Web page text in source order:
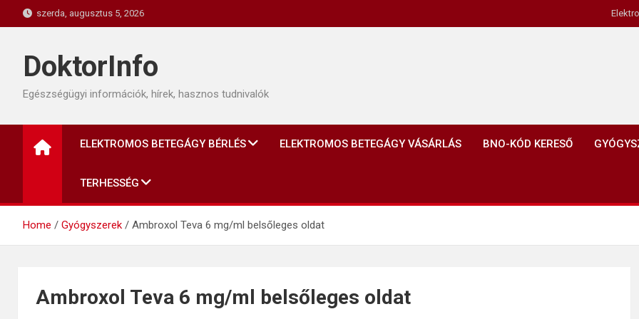
to
szerda, augusztus 5, 2026
DoktorInfo
Egészségügyi információk, hírek, hasznos tudnivalók
ELEKTROMOS BETEGÁGY BÉRLÉS ELEKTROMOS BETEGÁGY VÁSÁRLÁS BNO-KÓD KERESŐ
TERHESSÉG
Home Gyógyszerek Ambroxol Teva 6 mg/ml belsőleges oldat
Ambroxol Teva 6 mg/ml belsőleges oldat